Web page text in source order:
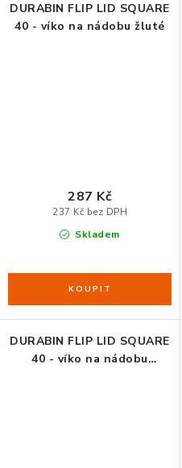
DURABIN FLIP LID SQUARE
40 - víko na nádobu žluté
Skladem
237 Kč bez DPH
287 Kč
DURABIN FLIP LID SQUARE
40 - víko na nádobu